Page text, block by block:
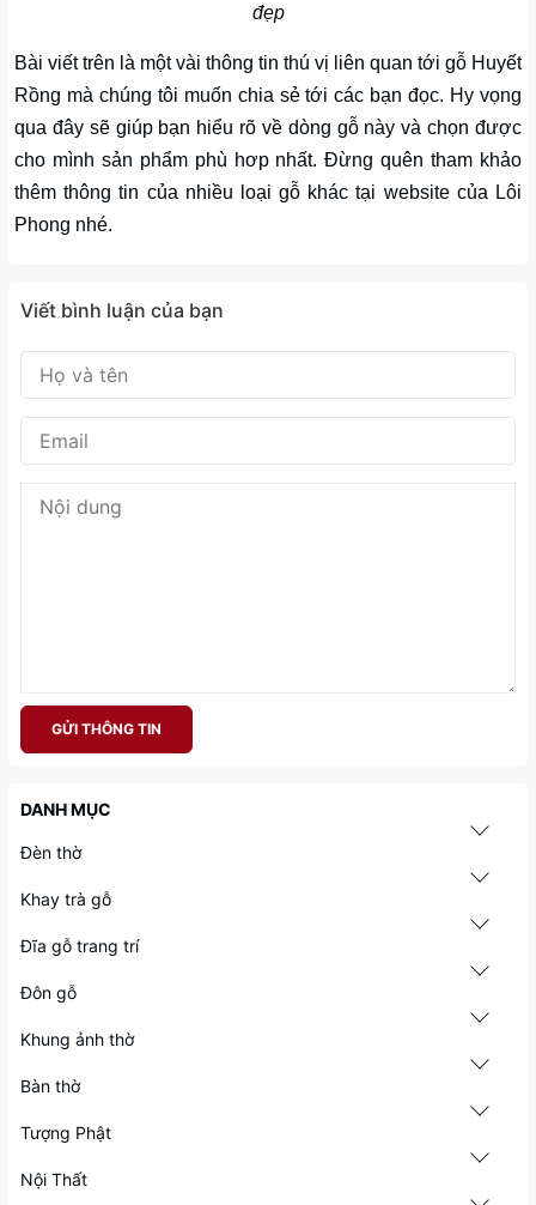
đẹp
Bài viết trên là một vài thông tin thú vị liên quan tới gỗ Huyết
Rồng mà chúng tôi muốn chia sẻ tới các bạn đọc. Hy vọng
qua đây sẽ giúp bạn hiểu rõ về dòng gỗ này và chọn được
cho mình sản phẩm phù hơp nhất. Đừng quên tham khảo
thêm thông tin của nhiều loại gỗ khác tại website của Lôi
Phong nhé.
Viết bình luận của bạn
GỬI THÔNG TIN
DANH MỤC
Đèn thờ
Khay trà gỗ
Đĩa gỗ trang trí
Đôn gỗ
Khung ảnh thờ
Bàn thờ
Tượng Phật
Nội Thất